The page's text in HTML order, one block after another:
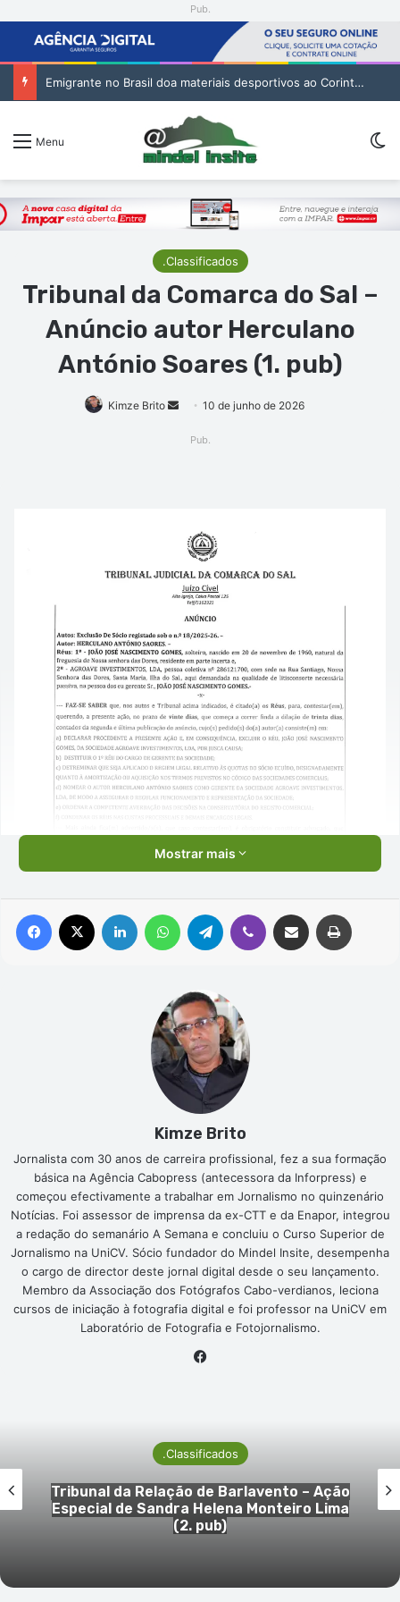
Pub.
Festival da Baía das Gatas junta “vozes” de quatro gerações da música cabo-verdiana na segunda noite
Menu
.Classificados
Tribunal da Comarca do Sal –
Anúncio autor Herculano
António Soares (1. pub)
Kimze Brito
Mande10 de junho de 2026
Pub.
Mostrar mais
Facebook Linkedin WhatsAppTelegram Viber Compartilhar via e-mail
Kimze Brito
Jornalista com 30 anos de carreira profissional, fez a sua formação
básica na Agência Cabopress (antecessora da Inforpress) e
começou efectivamente a trabalhar em Jornalismo no quinzenário
Notícias. Foi assessor de imprensa da ex-CTT e da Enapor, integrou
a redação do semanário A Semana e concluiu o Curso Superior de
Jornalismo na UniCV. Sócio fundador do Mindel Insite, desempenha
o cargo de director deste jornal digital desde o seu lançamento.
Membro da Associação dos Fotógrafos Cabo-verdianos, leciona
cursos de iniciação à fotografia digital e foi professor na UniCV em
Laboratório de Fotografia e Fotojornalismo.
.Classificados
Tribunal da Relação de Barlavento – Ação
Especial de Sandra Helena Monteiro Lima
(2. pub)